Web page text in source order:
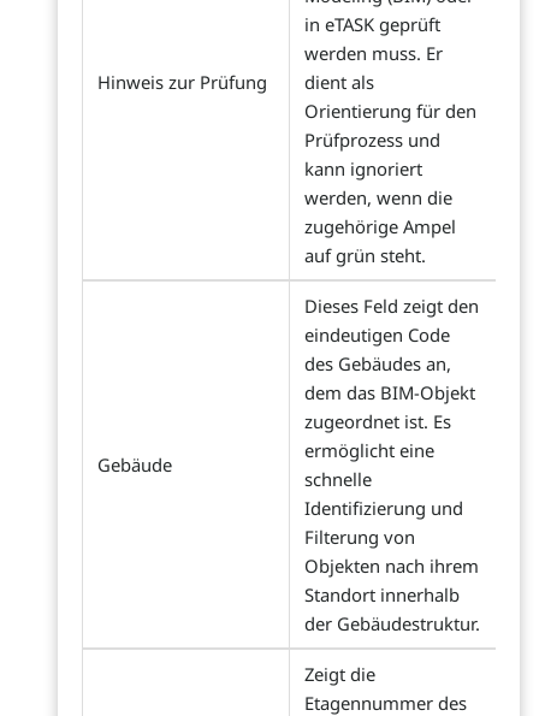
Hinweis zur Prüfung
in eTASK geprüft
werden muss. Er
dient als
Orientierung für den
Prüfprozess und
kann ignoriert
werden, wenn die
zugehörige Ampel
auf grün steht.
Gebäude
Dieses Feld zeigt den
eindeutigen Code
des Gebäudes an,
dem das BIM-Objekt
zugeordnet ist. Es
ermöglicht eine
schnelle
Identifizierung und
Filterung von
Objekten nach ihrem
Standort innerhalb
der Gebäudestruktur.
Zeigt die
Etagennummer des